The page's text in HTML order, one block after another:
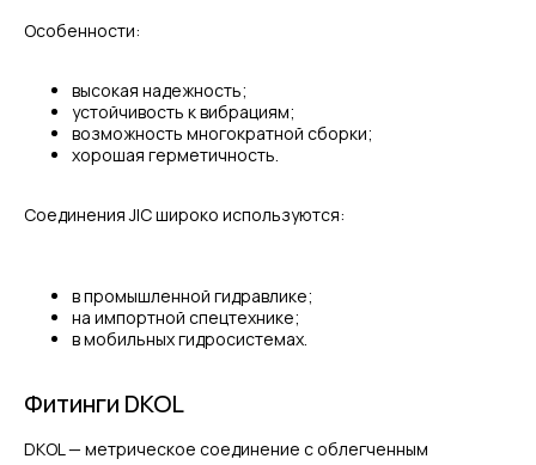
Особенности:
высокая надежность;
устойчивость к вибрациям;
возможность многократной сборки;
хорошая герметичность.
Соединения JIC широко используются:
в промышленной гидравлике;
на импортной спецтехнике;
в мобильных гидросистемах.
Фитинги DKOL
DKOL — метрическое соединение с облегченным